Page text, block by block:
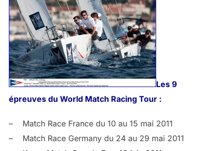
Les 9
épreuves du World Match Racing Tour :
– Match Race France du 10 au 15 mai 2011
– Match Race Germany du 24 au 29 mai 2011